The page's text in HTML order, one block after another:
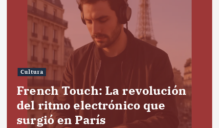
Cultura
French Touch: La revolución
del ritmo electrónico que
surgió en París